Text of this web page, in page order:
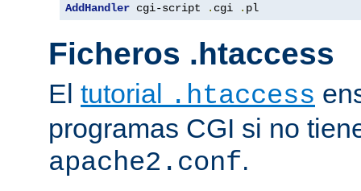
AddHandler cgi-script . cgi . pl
Ficheros .htaccess
El tutorial .htaccess
programas CGI si no
apache2.conf.